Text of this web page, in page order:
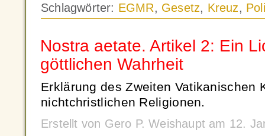
Schlagwörter: EGMR, Gesetz, Kreuz,
Nostra aetate. Artikel 2: Ein
göttlichen Wahrheit
Erklärung des Zweiten Vatikanischen
nichtchristlichen Religionen.
Erstellt von Gero P. Weishaupt am 12.